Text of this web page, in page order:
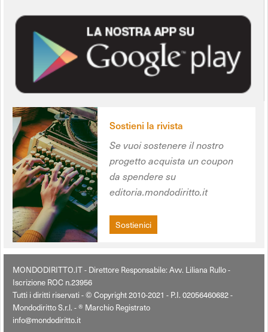
Sostieni la rivista
Se vuoi sostenere il nostro
progetto acquista un coupon
da spendere su
editoria.mondodiritto.it
Sostienici
MONDODIRITTO.IT - Direttore Responsabile: Avv. Liliana Rullo -
Iscrizione ROC n.23956
Tutti i diritti riservati - © Copyright 2010-2021 - P.I. 02056460682 -
Mondodiritto S.r.l. - ® Marchio Registrato
info@mondodiritto.it